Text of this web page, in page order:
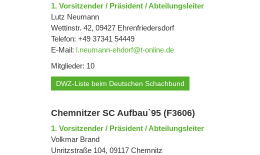
1. Vorsitzender / Präsident / Abteilungsleiter
Lutz Neumann
Wettinstr. 42, 09427 Ehrenfriedersdorf
Telefon: +49 37341 54449
E-Mail: l.neumann-ehdorf@t-online.de
Mitglieder: 10
DWZ-Liste beim Deutschen Schachbund
Chemnitzer SC Aufbau`95 (F3606)
1. Vorsitzender / Präsident / Abteilungsleiter
Volkmar Brand
Unritzstraße 104, 09117 Chemnitz